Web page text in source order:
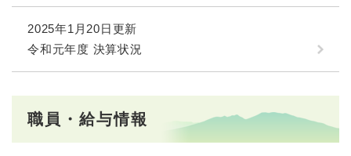
2025年1月20日更新
令和元年度 決算状況
職員・給与情報